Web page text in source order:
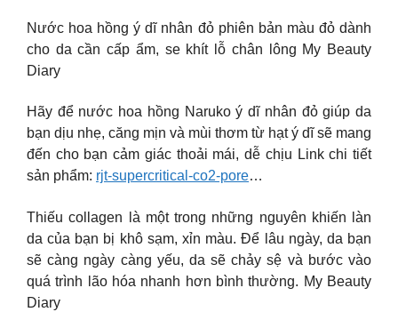
Nước hoa hồng ý dĩ nhân đỏ phiên bản màu đỏ dành
cho da cần cấp ẩm, se khít lỗ chân lông My Beauty
Diary
Hãy để nước hoa hồng Naruko ý dĩ nhân đỏ giúp da
bạn dịu nhẹ, căng mịn và mùi thơm từ hạt ý dĩ sẽ mang
đến cho bạn cảm giác thoải mái, dễ chịu Link chi tiết
sản phẩm: rjt-supercritical-co2-pore…
Thiếu collagen là một trong những nguyên khiến làn
da của bạn bị khô sạm, xỉn màu. Để lâu ngày, da bạn
sẽ càng ngày càng yếu, da sẽ chảy sệ và bước vào
quá trình lão hóa nhanh hơn bình thường. My Beauty
Diary